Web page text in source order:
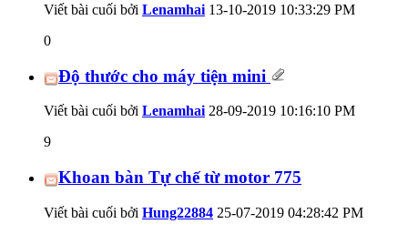
Viết bài cuối bởi Lenamhai 13-10-2019 10:33:29 PM
0
Độ thước cho máy tiện mini
Viết bài cuối bởi Lenamhai 28-09-2019 10:16:10 PM
9
Khoan bàn Tự chế từ motor 775
Viết bài cuối bởi Hung22884 25-07-2019 04:28:42 PM